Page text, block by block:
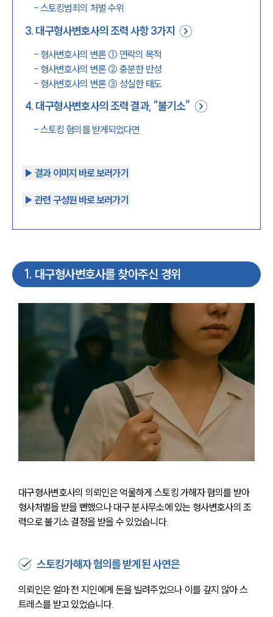
-스토킹범죄의 처벌 수위
3. 대구형사변호사의 조력 사항 3가지
- 형사변호사의 변론 ① 연락의 목적
- 형사변호사의 변론 ② 충분한 반성
- 형사변호사의 변론 ③ 성실한 태도
4. 대구형사변호사의 조력 결과, “불기소”
-스토킹 혐의를 받게되었다면
▶︎ 결과 이미지 바로 보러가기
▶︎ 관련 구성원 바로 보러가기
1. 대구형사변호사를 찾아주신 경위
대구형사변호사의 의뢰인은 억울하게 스토킹 가해자 혐의를 받아
형사처벌을 받을 뻔했으나 대구 분사무소에 있는 형사변호사의 조
력으로 불기소 결정을 받을 수 있었습니다.
스토킹가해자 혐의를 받게된 사연은
의뢰인은 얼마 전 지인에게 돈을 빌려주었으나 이를 갚지 않아 스
트레스를 받고 있었습니다.